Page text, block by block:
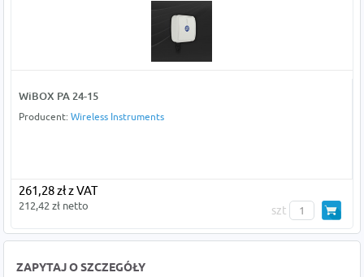
WiBOX PA 24-15
Producent: Wireless Instruments
261,28 zł z VAT
212,42 zł netto szt
ZAPYTAJ O SZCZEGÓŁY